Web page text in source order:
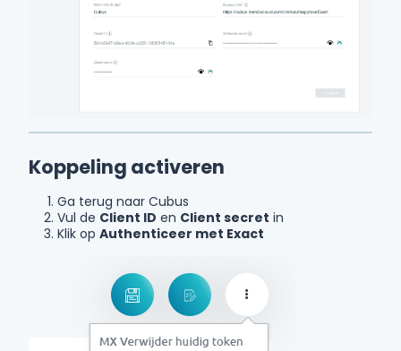
Koppeling activeren
Ga terug naar Cubus
Vul de Client ID en Client secret in
Klik op Authenticeer met Exact